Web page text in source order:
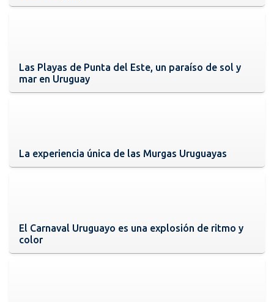
Las Playas de Punta del Este, un paraíso de sol y
mar en Uruguay
La experiencia única de las Murgas Uruguayas
El Carnaval Uruguayo es una explosión de ritmo y
color